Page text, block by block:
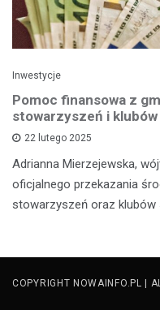
Inwestycje
Pomoc finansowa z
stowarzyszeń i
22 lutego 2025
Adrianna Mierzejewska,
oficjalnego przekazania
stowarzyszeń oraz
COPYRIGHT NOWAINFO.PL |